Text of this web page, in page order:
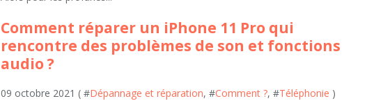
Comment réparer un iPhone 11 Pro qui
rencontre des problèmes de son et fonctions
audio ?
09 octobre 2021 ( #Dépannage et réparation, #Comment ?, #Téléphonie )